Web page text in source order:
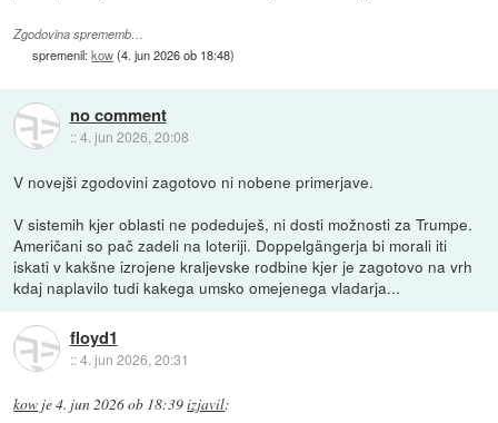
Zgodovina sprememb…
spremenil:kow(4. jun 2026 ob 18:48)
no comment
::4. jun 2026, 20:08
V novejši zgodovini zagotovo ni nobene primerjave.
V sistemih kjer oblasti ne podeduješ, ni dosti možnosti za Trumpe.
Američani so pač zadeli na loteriji. Doppelgängerja bi morali iti
iskati v kakšne izrojene kraljevske rodbine kjer je zagotovo na vrh
kdaj naplavilo tudi kakega umsko omejenega vladarja...
floyd1
::4. jun 2026, 20:31
kow je4. jun 2026 ob 18:39izjavil: